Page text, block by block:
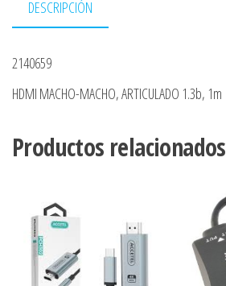
DESCRIPCIÓN
2140659
HDMI MACHO-MACHO, ARTICULADO 1.3b, 1m
Productos relacionados